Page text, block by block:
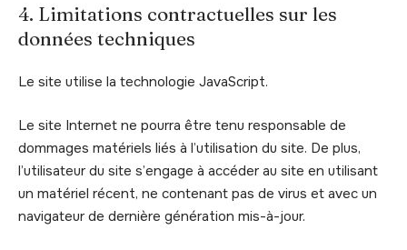
4. Limitations contractuelles sur les
données techniques
Le site utilise la technologie JavaScript.
Le site Internet ne pourra être tenu responsable de
dommages matériels liés à l’utilisation du site. De plus,
l’utilisateur du site s’engage à accéder au site en utilisant
un matériel récent, ne contenant pas de virus et avec un
navigateur de dernière génération mis-à-jour.